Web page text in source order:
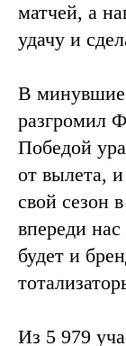
матчей, а
удачу и
В
разгромил
Победой
от вылета,
свой сезон
впереди
будет и
Из 5 979